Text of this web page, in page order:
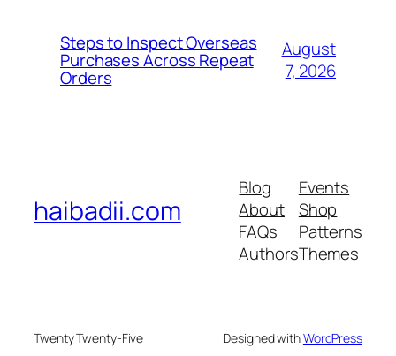
Steps to Inspect Overseas
Purchases Across Repeat
Orders
August
7, 2026
haibadii.com
Blog
About
FAQs
Authors
Events
Shop
Patterns
Themes
Twenty Twenty-Five Designed withWordPress